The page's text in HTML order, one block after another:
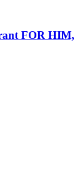
FOR HIM,